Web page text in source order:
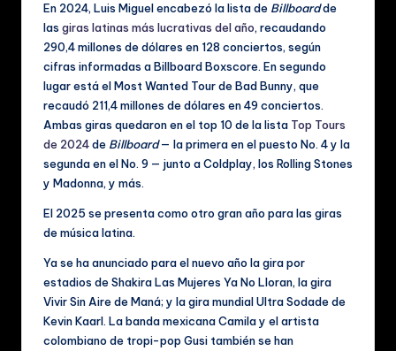
En 2024, Luis Miguel encabezó la lista de Billboardde
las giras latinas más lucrativas del año, recaudando
290,4 millones de dólares en 128 conciertos, según
cifras informadas a Billboard Boxscore. En segundo
lugar está el Most Wanted Tour de Bad Bunny, que
recaudó 211,4 millones de dólares en 49 conciertos.
Ambas giras quedaron en el top 10 de la lista Top Tours
de 2024de Billboard— la primera en el puesto No. 4 y la
segunda en el No. 9 — junto a Coldplay, los Rolling Stones
y Madonna, y más.
El 2025 se presenta como otro gran año para las giras
de música latina.
Ya se ha anunciado para el nuevo año la gira por
estadios de Shakira Las Mujeres Ya No Lloran, la gira
Vivir Sin Aire de Maná; y la gira mundial Ultra Sodade de
Kevin Kaarl. La banda mexicana Camila y el artista
colombiano de tropi-pop Gusi también se han